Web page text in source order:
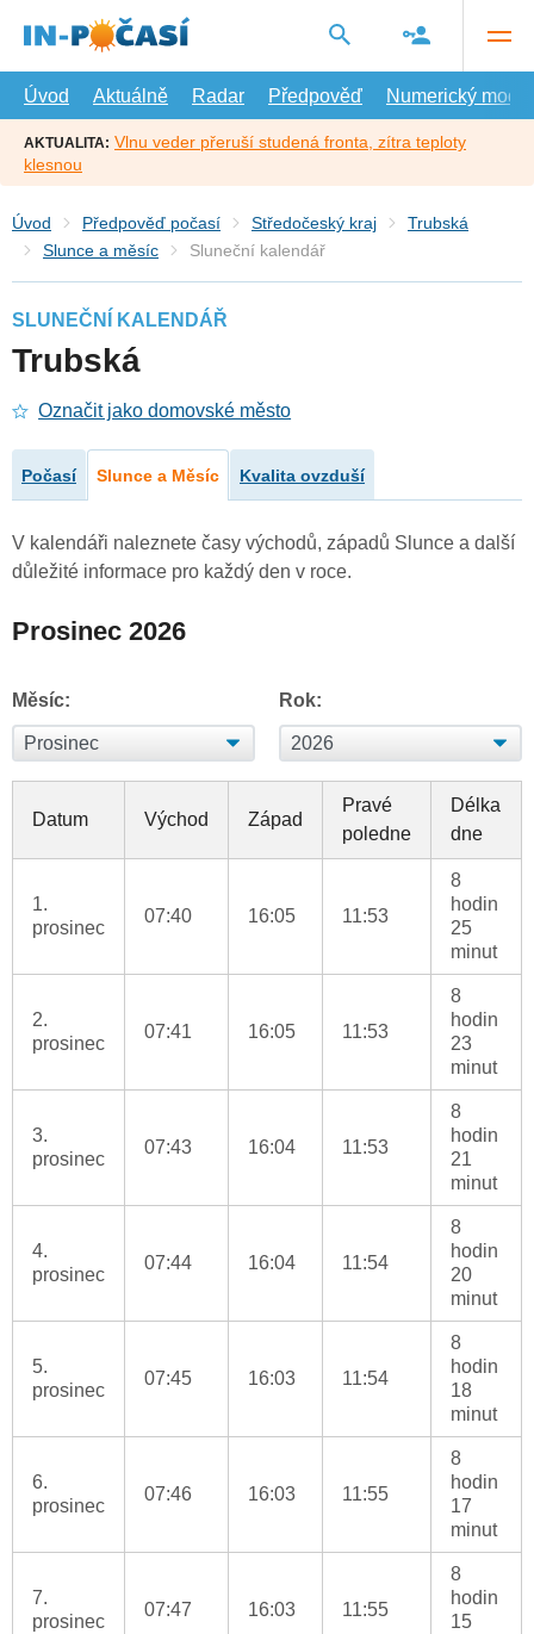
hlavní
Úvod
Aktuálně Radar Předpověď Numerický model
AKTUALITA: Vlnu veder přeruší studená fronta, zítra teploty
klesnou
Úvod Předpověď počasí Středočeský kraj
Trubská
Slunce a měsíc
Sluneční kalendář
SLUNEČNÍ KALENDÁŘ
Trubská
Označit jako domovské město
Počasí Slunce a Měsíc Kvalita ovzduší
V kalendáři naleznete časy východů, západů Slunce a další
důležité informace pro každý den v roce.
Prosinec 2026
Měsíc: Rok:
Datum Východ Západ
Pravé
poledne
Délka
dne
1.
prosinec
07:40 16:05 11:53
8
hodin
25
minut
2.
prosinec
07:41 16:05 11:53
8
hodin
23
minut
3.
prosinec
07:43 16:04 11:53
8
hodin
21
minut
4.
prosinec
07:44 16:04 11:54
8
hodin
20
minut
5.
prosinec
07:45 16:03 11:54
8
hodin
18
minut
6.
prosinec
07:46 16:03 11:55
8
hodin
17
minut
7.
prosinec
07:47 16:03 11:55
8
hodin
15